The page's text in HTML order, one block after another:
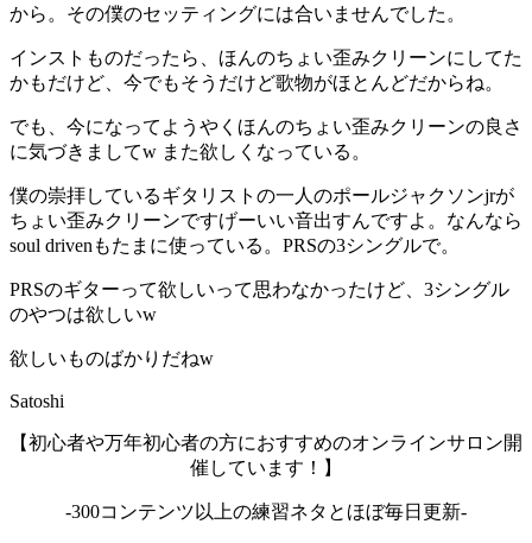
から。その僕のセッティングには合いませんでした。
インストものだったら、ほんのちょい歪みクリーンにしてた
かもだけど、今でもそうだけど歌物がほとんどだからね。
でも、今になってようやくほんのちょい歪みクリーンの良さ
に気づきましてw また欲しくなっている。
僕の崇拝しているギタリストの一人のポールジャクソンjrが
ちょい歪みクリーンですげーいい音出すんですよ。なんなら
soul drivenもたまに使っている。PRSの3シングルで。
PRSのギターって欲しいって思わなかったけど、3シングル
のやつは欲しいw
欲しいものばかりだねw
Satoshi
【初心者や万年初心者の方におすすめのオンラインサロン開
催しています！】
-300コンテンツ以上の練習ネタとほぼ毎日更新-